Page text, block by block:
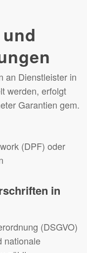
an Dienstleister in
werden, erfolgt
Garantien gem.
(DPF) oder
in
(DSGVO)
nationale